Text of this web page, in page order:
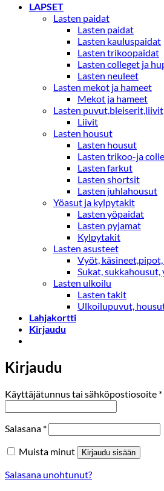
LAPSET
Lasten paidat
Lasten paidat
Lasten kauluspaidat
Lasten trikoopaidat
Lasten colleget ja
Lasten neuleet
Lasten mekot ja hameet
Mekot ja hameet
Lasten puvut,bleiserit,liivit
Liivit
Lasten housut
Lasten housut
Lasten trikoo-ja
Lasten farkut
Lasten shortsit
Lasten juhlahousut
Yöasut ja kylpytakit
Lasten yöpaidat
Lasten pyjamat
Kylpytakit
Lasten asusteet
Vyöt,
Sukat, sukkahousut,
Lasten ulkoilu
Lasten takit
Ulkoilupuvut,
Lahjakortti
Kirjaudu
Kirjaudu
Käyttäjätunnus tai sähköpostiosoite *
Salasana *Vaaditaan
Muista minut Kirjaudu sisään
Salasana unohtunut?